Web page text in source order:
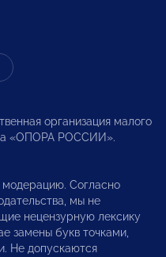
организация малого
«ОПОРА РОССИИ».
модерацию. Согласно
мы не
нецензурную лексику
замены букв точками,
Не допускаются